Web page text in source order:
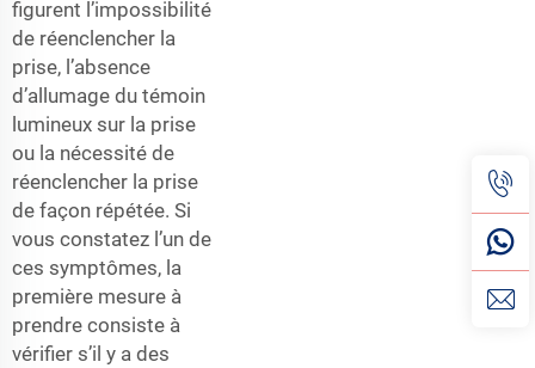
figurent l’impossibilité
de réenclencher la
prise, l’absence
d’allumage du témoin
lumineux sur la prise
ou la nécessité de
réenclencher la prise
de façon répétée. Si
vous constatez l’un de
ces symptômes, la
première mesure à
prendre consiste à
vérifier s’il y a des